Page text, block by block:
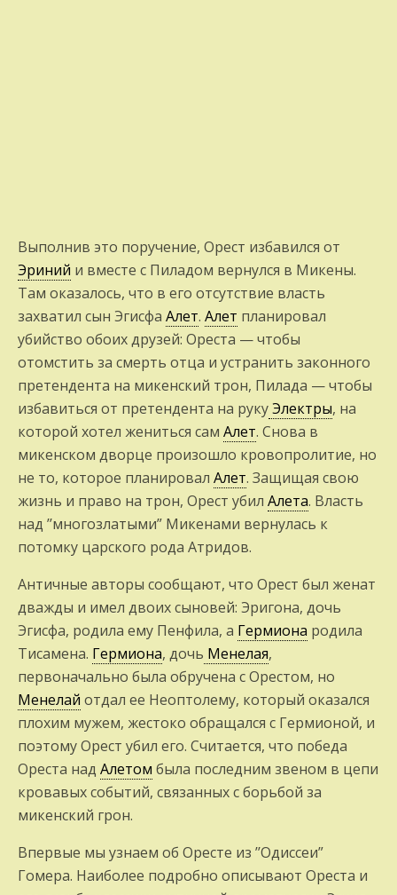
Выполнив это поручение, Орест избавился от
Эриний и вместе с Пиладом вернулся в Ми­кены.
Там оказалось, что в его отсутствие власть
захватил сын Эгисфа Алет. Алет планировал
убийство обоих друзей: Ореста — чтобы
отомстить за смерть отца и устра­нить законного
претендента на микенский трон, Пилада — чтобы
избавиться от пре­тендента на рукуЭлектры, на
которой хо­тел жениться сам Алет. Снова в
микенском дворце произошло кровопролитие, но
не то, которое планировал Алет. Защищая свою
жизнь и право на трон, Орест убил Алета. Власть
над ’’многозлатыми” Микенами ве­рнулась к
потомку царского рода Атридов.
Античные авторы сообщают, что Орест был женат
дважды и имел двоих сыновей: Эригона, дочь
Эгисфа, родила ему Пенфила, а Гермиона родила
Тисамена. Гермиона, дочь Менелая,
первоначально была обруче­на с Орестом, но
Менелай отдал ее Неоптолему, который оказался
плохим мужем, жестоко обращался с Гермионой, и
поэтому Орест убил его. Считается, что победа
Ореста над Алетом была последним звеном в цепи
кровавых событий, связанных с борьбой за
микенс­кий грон.
Впервые мы узнаем об Оресте из ’’Одиссеи”
Гомера. Наиболее подробно описывают Ореста и